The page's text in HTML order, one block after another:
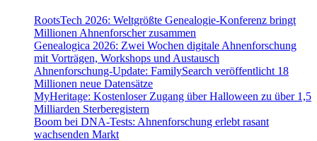
RootsTech 2026: Weltgrößte Genealogie-Konferenz bringt
Millionen Ahnenforscher zusammen
Genealogica 2026: Zwei Wochen digitale Ahnenforschung
mit Vorträgen, Workshops und Austausch
Ahnenforschung-Update: FamilySearch veröffentlicht 18
Millionen neue Datensätze
MyHeritage: Kostenloser Zugang über Halloween zu über 1,5
Milliarden Sterberegistern
Boom bei DNA-Tests: Ahnenforschung erlebt rasant
wachsenden Markt